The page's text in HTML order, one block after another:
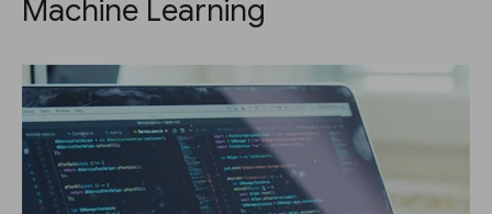
Machine Learning